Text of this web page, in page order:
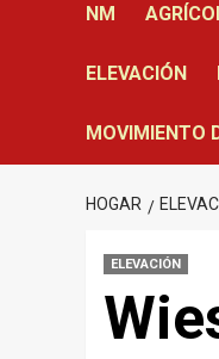
NM
ELEVACIÓN
MOVIMIENTO
HOGAR
ELEVACIÓN